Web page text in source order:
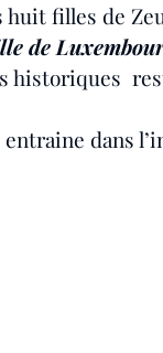
filles de
de
historiques
dans